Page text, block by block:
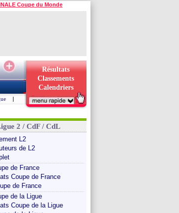
Coupe du Monde
Résultats
Classements
Calendriers
|
2 / CdF / CdL
L2
de L2
de France
Coupe de France
de France
de la Ligue
Coupe de la Ligue